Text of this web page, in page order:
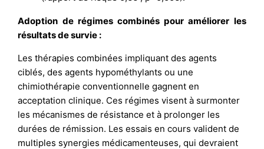
Adoption de régimes combinés pour améliorer les
résultats de survie :
Les thérapies combinées impliquant des agents
ciblés, des agents hypométhylants ou une
chimiothérapie conventionnelle gagnent en
acceptation clinique. Ces régimes visent à surmonter
les mécanismes de résistance et à prolonger les
durées de rémission. Les essais en cours valident de
multiples synergies médicamenteuses, qui devraient